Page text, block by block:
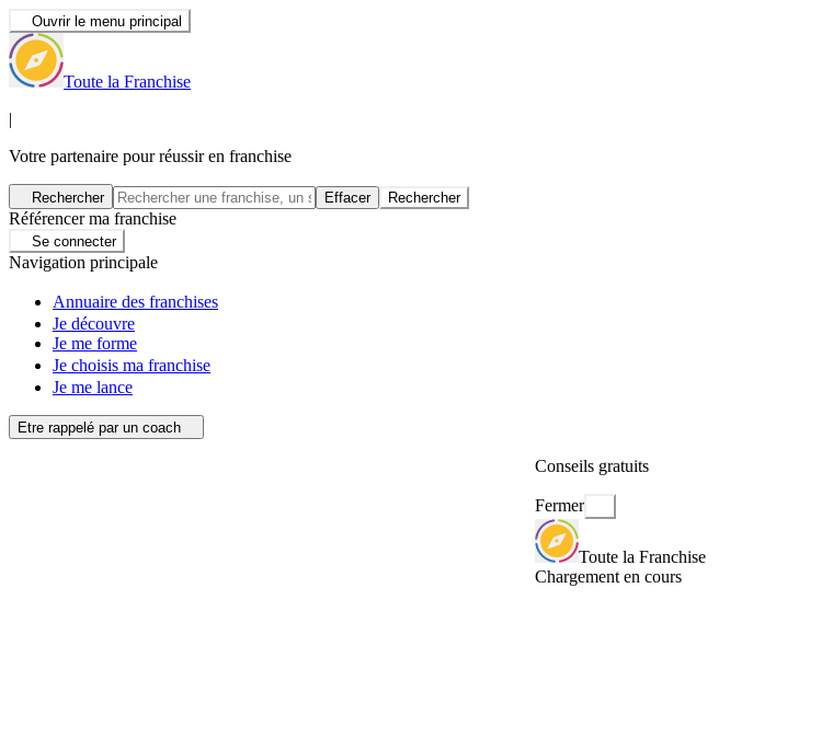
Ouvrir le menu principal
Toute la Franchise
|
Votre partenaire pour réussir en franchise
Rechercher Effacer Rechercher
Référencer ma franchise
Se connecter
Navigation principale
Annuaire des franchises
Je découvre
Je me forme
Je choisis ma franchise
Je me lance
Etre rappelé par un coach
Conseils gratuits
Fermer
Toute la Franchise
Chargement en cours